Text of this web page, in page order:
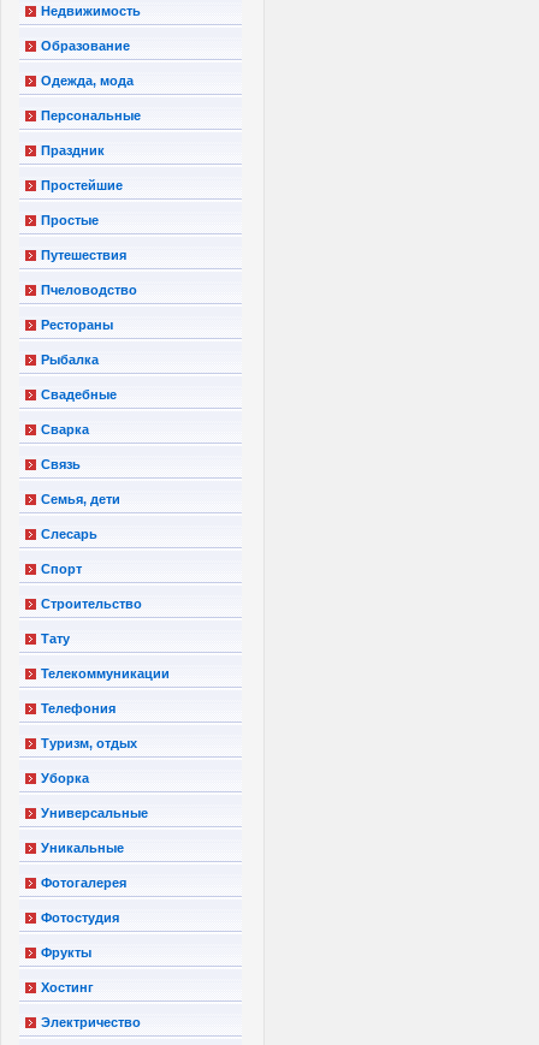
Недвижимость
Образование
Одежда, мода
Персональные
Праздник
Простейшие
Простые
Путешествия
Пчеловодство
Рестораны
Рыбалка
Свадебные
Сварка
Связь
Семья, дети
Слесарь
Спорт
Строительство
Тату
Телекоммуникации
Телефония
Туризм, отдых
Уборка
Универсальные
Уникальные
Фотогалерея
Фотостудия
Фрукты
Хостинг
Электричество